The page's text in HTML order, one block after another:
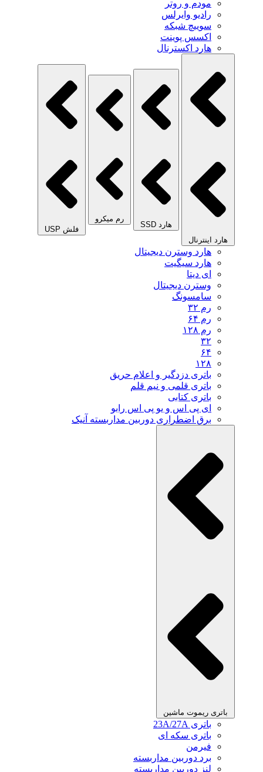
مودم و روتر
رادیو وایرلس
سوییچ شبکه
اکسس پوینت
هارد اکسترنال
هارد اینترنال
هارد SSD
رم میکرو
فلش USP
هارد وسترن دیجیتال
هارد سیگیت
ای دیتا
وسترن دیجیتال
سامسونگ
رم ۳۲
رم ۶۴
رم ۱۲۸
۳۲
۶۴
۱۲۸
باتری دزدگیر و اعلام حریق
باتری قلمی و نیم قلم
باتری کتابی
ای پی اس و یو پی اس رابو
برق اضطراری دوربین مداربسته آنیک
باتری ریموت ماشین
باتری 23A/27A
باتری سکه ای
فیرمن
برد دوربین مداربسته
لنز دوربین مداربسته